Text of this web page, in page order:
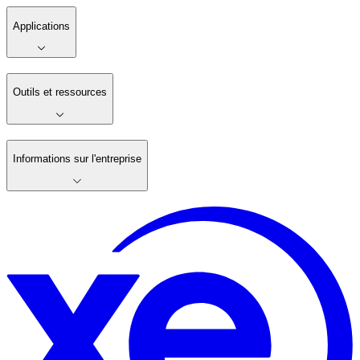
Applications
Outils et ressources
Informations sur l'entreprise